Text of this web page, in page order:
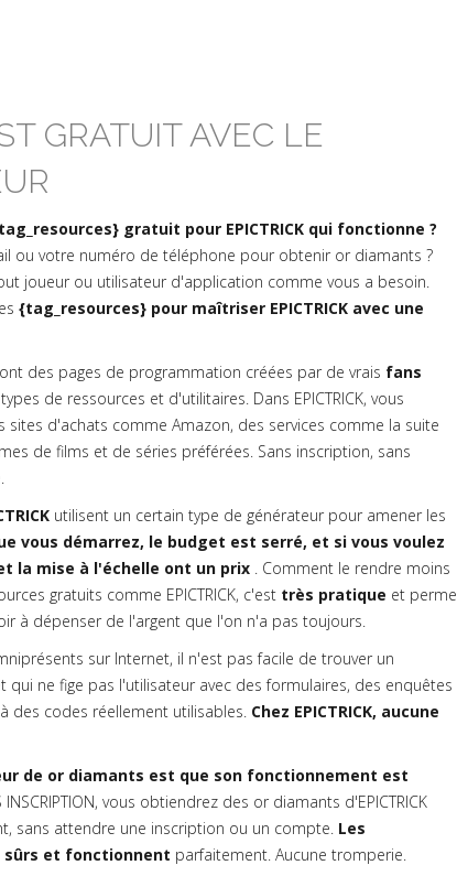
GRATUIT AVEC LE
gratuit pour EPICTRICK qui fonctionne ?
ou votre numéro de téléphone pour obtenir or diamants ?
joueur ou utilisateur d'application comme vous a besoin.
{tag_resources} pour maîtriser EPICTRICK avec une
des pages de programmation créées par de vrais fans
de ressources et d'utilitaires. Dans EPICTRICK, vous
sites d'achats comme Amazon, des services comme la suite
de films et de séries préférées. Sans inscription, sans
utilisent un certain type de générateur pour amener les
vous démarrez, le budget est serré, et si vous voulez
la mise à l'échelle ont un prix . Comment le rendre moins
gratuits comme EPICTRICK, c'est très pratique et
à dépenser de l'argent que l'on n'a pas toujours.
sur Internet, il n'est pas facile de trouver un
ne fige pas l'utilisateur avec des formulaires, des enquêtes
des codes réellement utilisables. Chez EPICTRICK, aucune
de or diamants est que son fonctionnement est
vous obtiendrez des or diamants d'EPICTRICK
sans attendre une inscription ou un compte. Les
sûrs et fonctionnent parfaitement. Aucune tromperie.